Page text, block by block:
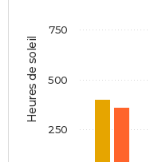
Heures de soleil
250
500
750